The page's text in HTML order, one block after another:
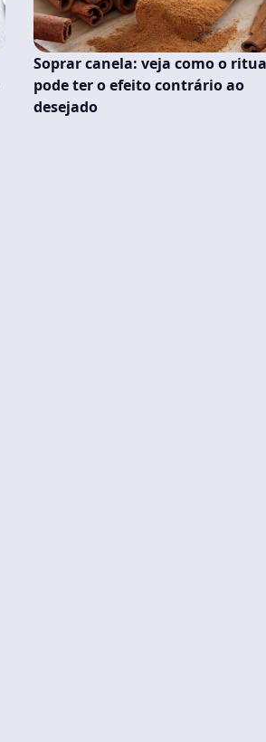
Soprar canela: veja como o
pode ter o efeito contrário ao
desejado